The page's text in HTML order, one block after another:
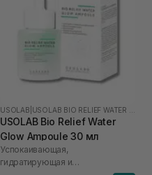
USOLAB
USOLAB Bio Relief Water
Glow Ampoule 30 мл
Успокаивающая,
гидратирующая и